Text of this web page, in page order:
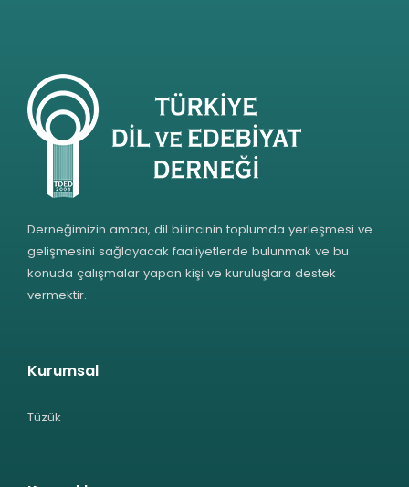
Derneğimizin amacı, dil bilincinin toplumda yerleşmesi ve
gelişmesini sağlayacak faaliyetlerde bulunmak ve bu
konuda çalışmalar yapan kişi ve kuruluşlara destek
vermektir.
Kurumsal
Tüzük